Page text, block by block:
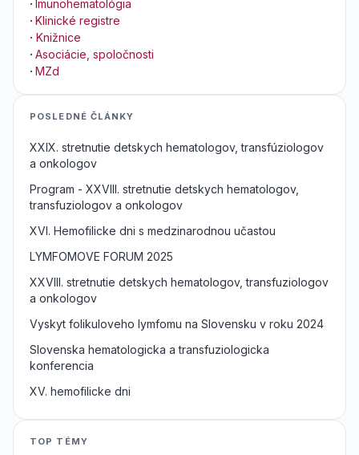
· Imunohematológia
· Klinické registre
· Knižnice
· Asociácie, spoločnosti
· MZd
POSLEDNÉ ČLÁNKY
XXIX. stretnutie detskych hematologov, transfúziologov
a onkologov
Program - XXVIII. stretnutie detskych hematologov,
transfuziologov a onkologov
XVI. Hemofilicke dni s medzinarodnou učastou
LYMFOMOVE FORUM 2025
XXVIII. stretnutie detskych hematologov, transfuziologov
a onkologov
Vyskyt folikuloveho lymfomu na Slovensku v roku 2024
Slovenska hematologicka a transfuziologicka
konferencia
XV. hemofilicke dni
TOP TÉMY